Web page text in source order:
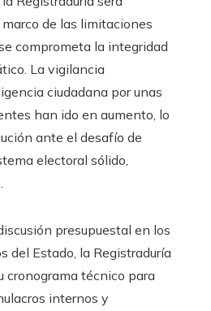
de las limitaciones
comprometa la integridad
La vigilancia
ciudadana por unas
han ido en aumento, lo
ante el desafío de
electoral sólido,
presupuestal en los
del Estado, la Registraduría
cronograma técnico para
internos y